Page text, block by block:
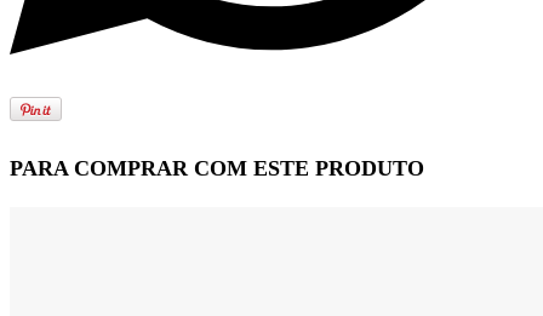
PARA COMPRAR COM ESTE PRODUTO